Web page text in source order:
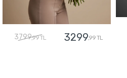
3799,99 TL 3299,99 TL